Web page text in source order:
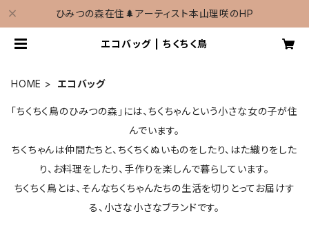
ひみつの森在住🌲アーティスト本山理咲のHP
エコバッグ | ちくちく鳥
HOME エコバッグ
「ちくちく鳥のひみつの森」には、ちくちゃんという小さな女の子が住
んでいます。
ちくちゃんは仲間たちと、ちくちくぬいものをしたり、はた織りをした
り、お料理をしたり、手作りを楽しんで暮らしています。
ちくちく鳥とは、そんなちくちゃんたちの生活を切りとってお届けす
る、小さな小さなブランドです。